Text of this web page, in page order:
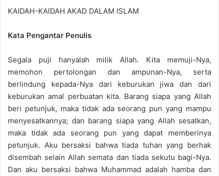
KAIDAH-KAIDAH AKAD DALAM ISLAM
Kata Pengantar Penulis
Segala puji hanyalah milik Allah. Kita memuji-Nya,
memohon pertolongan dan ampunan-Nya, serta
berlindung kepada-Nya dari keburukan jiwa dan dari
keburukan amal perbuatan kita. Barang siapa yang Allah
beri petunjuk, maka tidak ada seorang pun yang mampu
menyesatkannya; dan barang siapa yang Allah sesatkan,
maka tidak ada seorang pun yang dapat memberinya
petunjuk. Aku bersaksi bahwa tiada tuhan yang berhak
disembah selain Allah semata dan tiada sekutu bagi-Nya.
Dan aku bersaksi bahwa Muhammad adalah hamba dan